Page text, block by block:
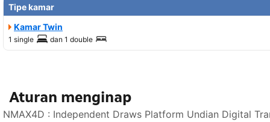
Tipe kamar
Kamar Twin
1 single dan 1 double
Aturan menginap
NMAX4D : Independent Draws Platform Undian Digital